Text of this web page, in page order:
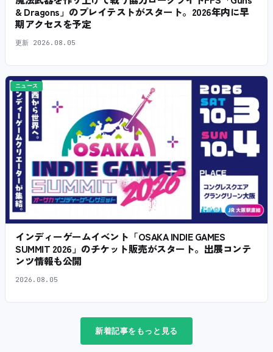
& Dragons」のプレイテストがスタート。2026年内に早
期アクセスを予定
更新 2026.08.05
ニュース
インディーゲームイベント「OSAKA INDIE GAMES
SUMMIT 2026」のチケット販売がスタート。出展コンテ
ンツ情報も公開
2026.08.05
新着記事をもっと見る